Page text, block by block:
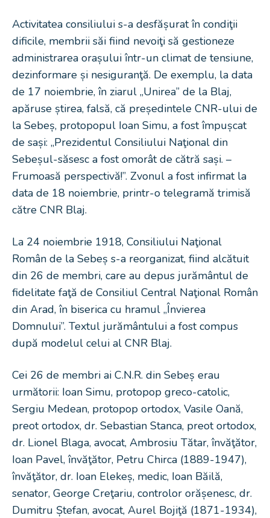
Activitatea consiliului s-a desfășurat în condiţii
dificile, membrii săi fiind nevoiţi să gestioneze
administrarea orașului într-un climat de tensiune,
dezinformare și nesiguranţă. De exemplu, la data
de 17 noiembrie, în ziarul „Unirea” de la Blaj,
apăruse știrea, falsă, că președintele CNR-ului de
la Sebeș, protopopul Ioan Simu, a fost împușcat
de sași: „Prezidentul Consiliului Naţional din
Sebeșul-săsesc a fost omorât de cătră sași. –
Frumoasă perspectivă!”. Zvonul a fost infirmat la
data de 18 noiembrie, printr-o telegramă trimisă
către CNR Blaj.
La 24 noiembrie 1918, Consiliului Naţional
Român de la Sebeș s-a reorganizat, fiind alcătuit
din 26 de membri, care au depus jurământul de
fidelitate faţă de Consiliul Central Naţional Român
din Arad, în biserica cu hramul „Învierea
Domnului”. Textul jurământului a fost compus
după modelul celui al CNR Blaj.
Cei 26 de membri ai C.N.R. din Sebeș erau
următorii: Ioan Simu, protopop greco-catolic,
Sergiu Medean, protopop ortodox, Vasile Oană,
preot ortodox, dr. Sebastian Stanca, preot ortodox,
dr. Lionel Blaga, avocat, Ambrosiu Tătar, învăţător,
Ioan Pavel, învăţător, Petru Chirca (1889-1947),
învăţător, dr. Ioan Elekeș, medic, Ioan Băilă,
senator, George Creţariu, controlor orășenesc, dr.
Dumitru Ștefan, avocat, Aurel Bojiţă (1871-1934),